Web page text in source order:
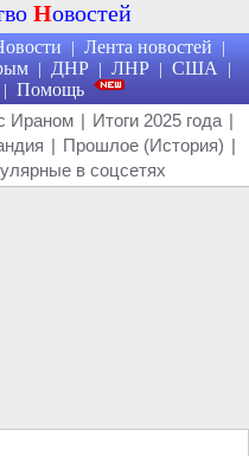
Новостей
| Лента новостей |
| ДНР | ЛНР | США |
| Помощь
Ираном | Итоги 2025 года |
| Прошлое (История) |
в соцсетях